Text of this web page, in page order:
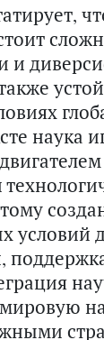
и
наука
условий